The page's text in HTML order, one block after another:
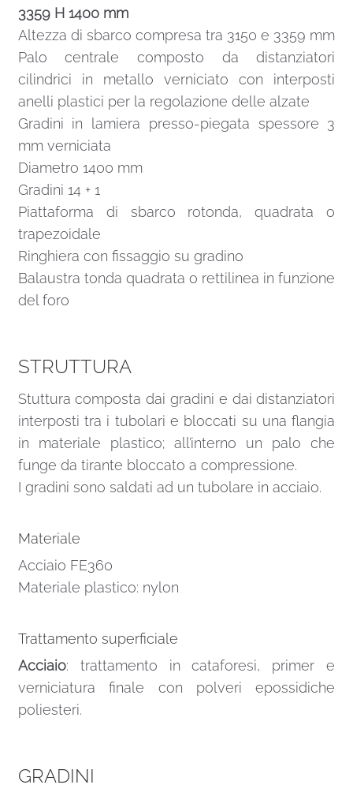
3359 H 1400 mm
Altezza di sbarco compresa tra 3150 e 3359 mm
Palo centrale composto da distanziatori
cilindrici in metallo verniciato con interposti
anelli plastici per la regolazione delle alzate
Gradini in lamiera presso-piegata spessore 3
mm verniciata
Diametro 1400 mm
Gradini 14 + 1
Piattaforma di sbarco rotonda, quadrata o
trapezoidale
Ringhiera con fissaggio su gradino
Balaustra tonda quadrata o rettilinea in funzione
del foro
STRUTTURA
Stuttura composta dai gradini e dai distanziatori
interposti tra i tubolari e bloccati su una flangia
in materiale plastico; all’interno un palo che
funge da tirante bloccato a compressione.
I gradini sono saldati ad un tubolare in acciaio.
Materiale
Acciaio FE360
Materiale plastico: nylon
Trattamento superficiale
Acciaio: trattamento in cataforesi, primer e
verniciatura finale con polveri epossidiche
poliesteri.
GRADINI